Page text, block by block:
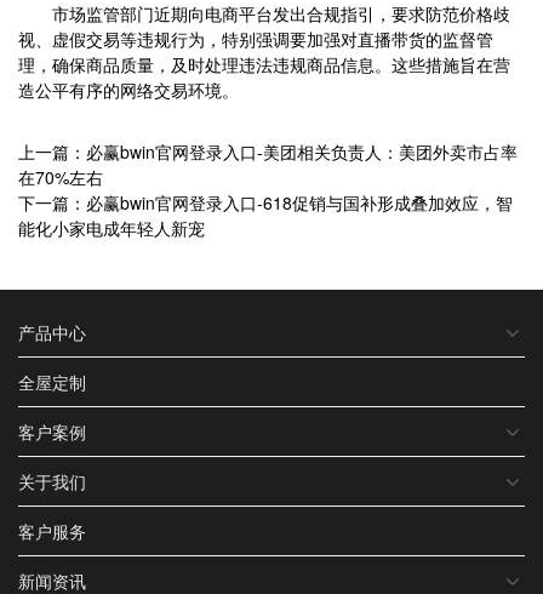
市场监管部门近期向电商平台发出合规指引，要求防范价格歧
视、虚假交易等违规行为，特别强调要加强对直播带货的监督管
理，确保商品质量，及时处理违法违规商品信息。这些措施旨在营
造公平有序的网络交易环境。
上一篇：必赢bwin官网登录入口-美团相关负责人：美团外卖市占率
在70%左右
下一篇：必赢bwin官网登录入口-618促销与国补形成叠加效应，智
能化小家电成年轻人新宠
产品中心
全屋定制
客户案例
关于我们
客户服务
新闻资讯